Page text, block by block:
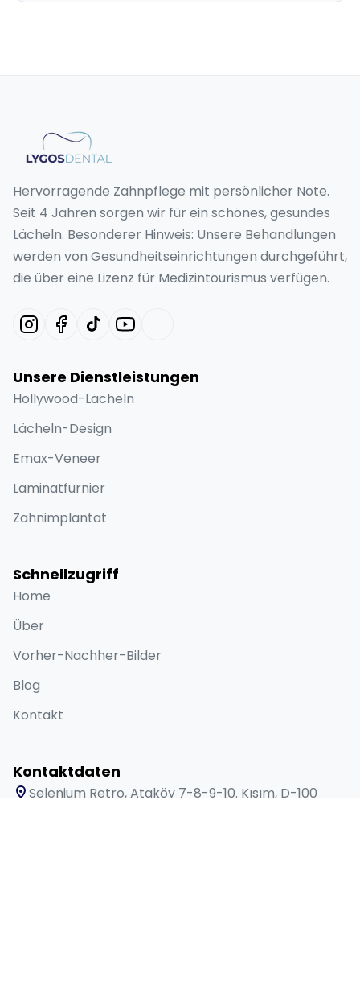
Hervorragende Zahnpflege mit persönlicher Note.
Seit 4 Jahren sorgen wir für ein schönes, gesundes
Lächeln. Besonderer Hinweis: Unsere Behandlungen
werden von Gesundheitseinrichtungen durchgeführt,
die über eine Lizenz für Medizintourismus verfügen.
Unsere Dienstleistungen
Hollywood-Lächeln
Lächeln-Design
Emax-Veneer
Laminatfurnier
Zahnimplantat
Schnellzugriff
Home
Über
Vorher-Nachher-Bilder
Blog
Kontakt
Kontaktdaten
Selenium Retro, Ataköy 7-8-9-10. Kısım, D-100